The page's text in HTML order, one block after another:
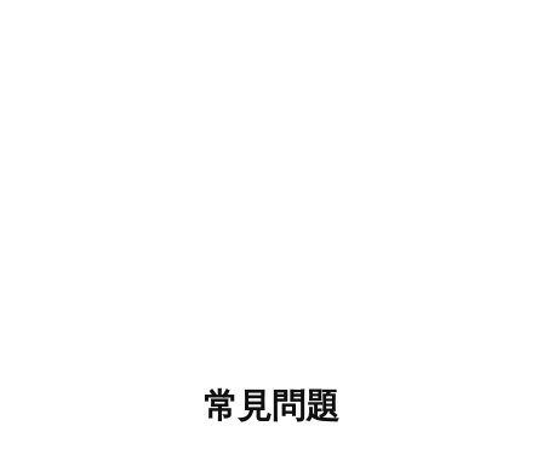
常見問題